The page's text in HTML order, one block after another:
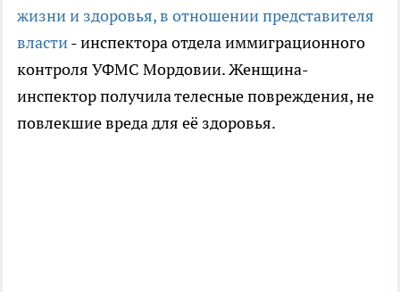
жизни и здоровья, в отношении представителя
власти- инспектора отдела иммиграционного
контроля УФМС Мордовии. Женщина-
инспектор получила телесные повреждения, не
повлекшие вреда для её здоровья.